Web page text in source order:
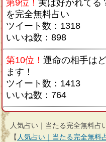
第9位！ 実は好かれてる
を完全無料占い
ツイート数：1318
いいね数：898
第10位！ 運命の相手は
ます！
ツイート数：1413
いいね数：764
人気占い｜当たる完全無料占
【 人気占い｜当たる完全無料